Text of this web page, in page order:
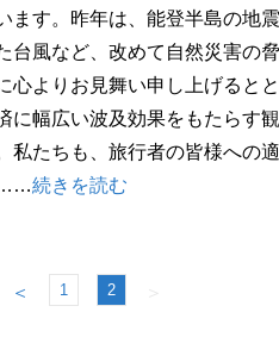
ます。昨年は、能登半島の地
台風など、改めて自然災害の
心よりお見舞い申し上げると
に幅広い波及効果をもたらす
私たちも、旅行者の皆様への
……続きを読む
＜ 1 2 ＞